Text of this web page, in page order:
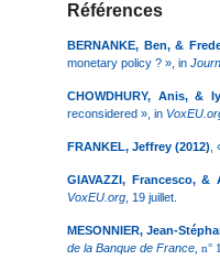
Références
BERNANKE, Ben, &
monetary policy ? », in
CHOWDHURY, Anis, &
reconsidered », in
FRANKEL, Jeffrey (2012)
GIAVAZZI, Francesco, &
VoxEU.org , 19 juillet.
MESONNIER, Jean-
de la Banque de France , n°